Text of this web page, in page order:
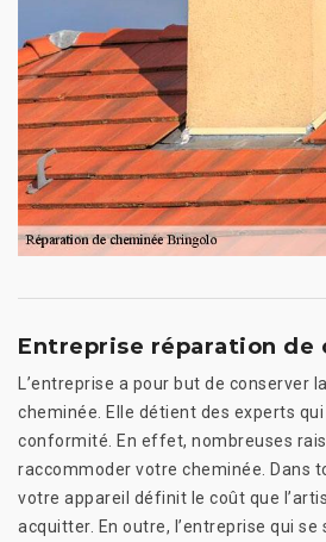
Entreprise réparation de
L’entreprise a pour but de conserver
cheminée. Elle détient des experts
conformité. En effet, nombreuses
raccommoder votre cheminée. Dans
votre appareil définit le coût que
acquitter. En outre, l’entreprise qui se